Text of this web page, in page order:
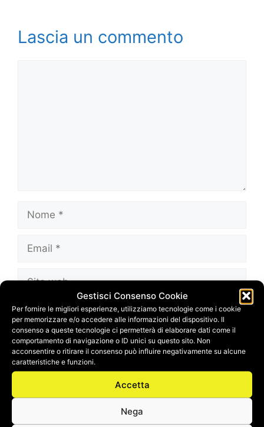
Gestisci Consenso Cookie
Per fornire le migliori esperienze, utilizziamo tecnologie come i cookie
per memorizzare e/o accedere alle informazioni del dispositivo. Il
consenso a queste tecnologie ci permetterà di elaborare dati come il
comportamento di navigazione o ID unici su questo sito. Non
acconsentire o ritirare il consenso può influire negativamente su alcune
caratteristiche e funzioni.
Accetta
Nega
Lascia un commento
Nome
Email
Sito
Salva il mio nome, email e sito web in questo
browser per la prossima volta che
commento.